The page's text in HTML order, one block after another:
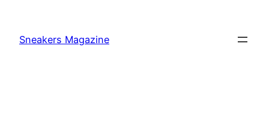
content
Sneakers Magazine